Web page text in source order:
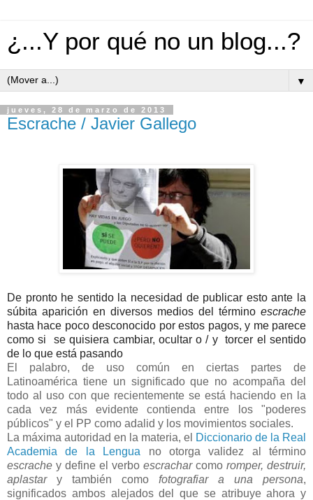
¿...Y por qué no un blog...?
▼
jueves, 28 de marzo de 2013
Escrache / Javier Gallego
De pronto he sentido la necesidad de publicar esto ante la
súbita aparición en diversos medios del término escrache
hasta hace poco desconocido por estos pagos, y me parece
como si se quisiera cambiar, ocultar o / y torcer el sentido
de lo que está pasando
El palabro, de uso común en ciertas partes de
Latinoamérica tiene un significado que no acompaña del
todo al uso con que recientemente se está haciendo en la
cada vez más evidente contienda entre los "poderes
públicos" y el PP como adalid y los movimientos sociales.
La máxima autoridad en la materia, el Diccionario de la Real
Academia de la Lengua no otorga validez al término
escrache y define el verbo escracharcomo romper, destruir,
aplastary también como fotografiar a una persona,
significados ambos alejados del que se atribuye ahora y